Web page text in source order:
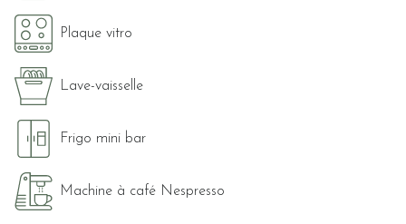
Plaque vitro
Lave-vaisselle
Frigo mini bar
Machine à café Nespresso